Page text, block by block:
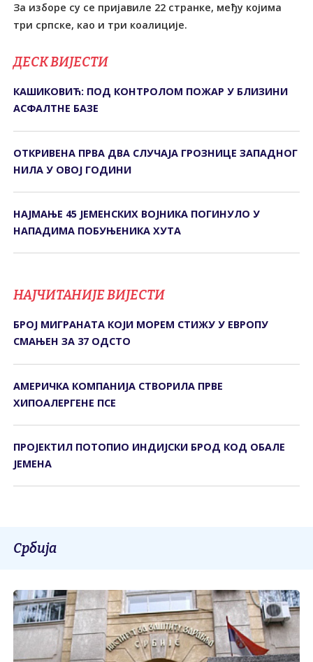
За изборе су се пријавиле 22 странке, међу којима
три српске, као и три коалиције.
ДЕСК ВИЈЕСТИ
КАШИКОВИЋ: ПОД КОНТРОЛОМ ПОЖАР У БЛИЗИНИ
АСФАЛТНЕ БАЗЕ
ОТКРИВЕНА ПРВА ДВА СЛУЧАЈА ГРОЗНИЦЕ ЗАПАДНОГ
НИЛА У ОВОЈ ГОДИНИ
НАЈМАЊЕ 45 ЈЕМЕНСКИХ ВОЈНИКА ПОГИНУЛО У
НАПАДИМА ПОБУЊЕНИКА ХУТА
НАЈЧИТАНИЈЕ ВИЈЕСТИ
БРОЈ МИГРАНАТА КОЈИ МОРЕМ СТИЖУ У ЕВРОПУ
СМАЊЕН ЗА 37 ОДСТО
АМЕРИЧКА КОМПАНИЈА СТВОРИЛА ПРВЕ
ХИПОАЛЕРГЕНЕ ПСЕ
ПРОЈЕКТИЛ ПОТОПИО ИНДИЈСКИ БРОД КОД ОБАЛЕ
ЈЕМЕНА
Србија